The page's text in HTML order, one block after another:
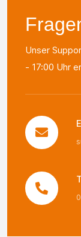
Unser
- 17:00 Uhr